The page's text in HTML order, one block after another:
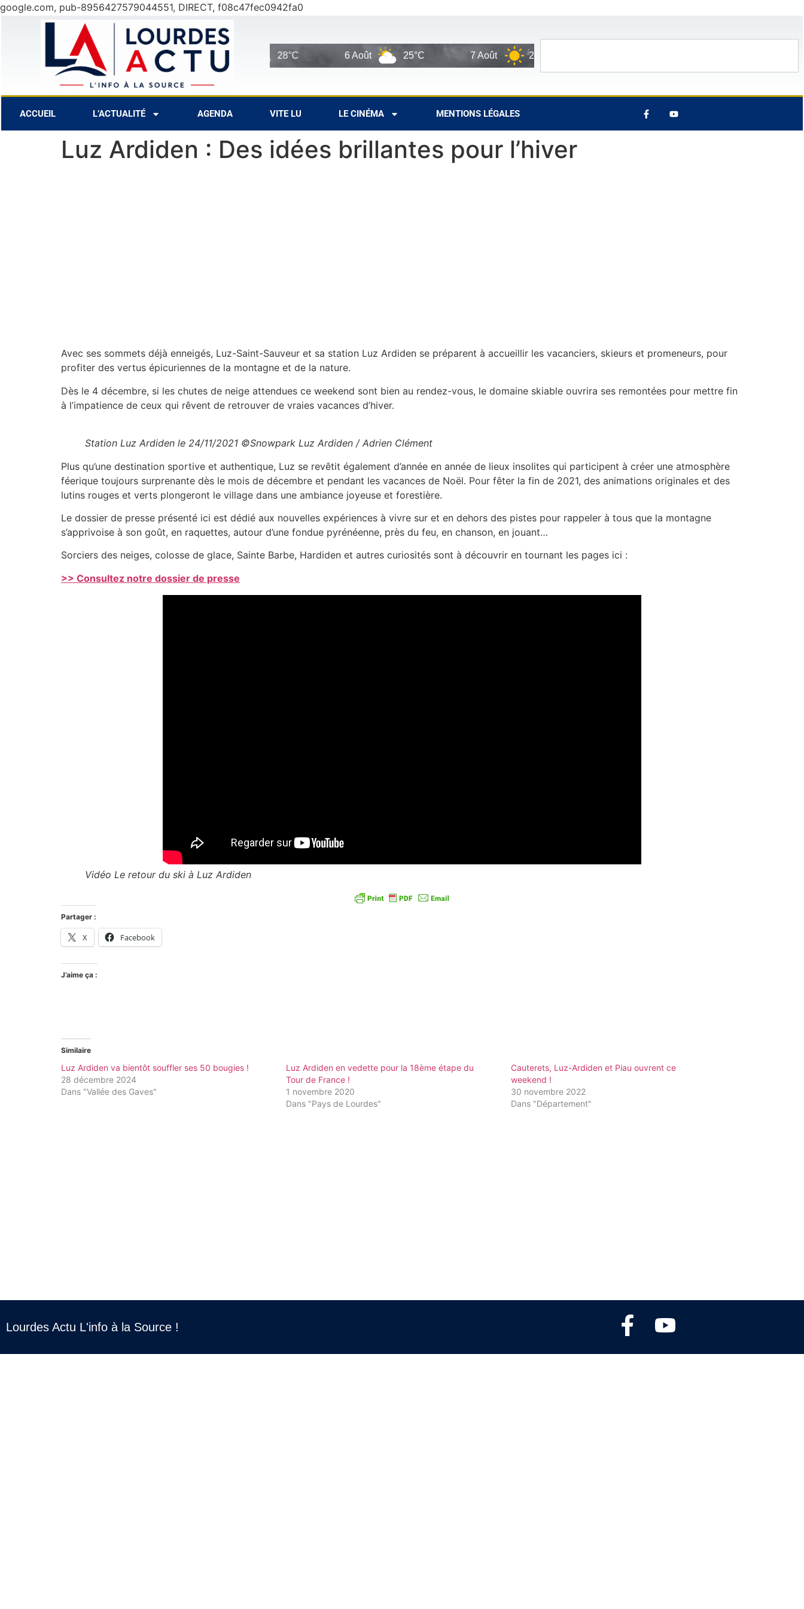
google.com, pub-8956427579044551, DIRECT, f08c47fec0942fa0
11 Août 33°C 12 Août 28°C 6 Août 25°C 7 Août 27°C
ACCUEIL L’ACTUALITÉ AGENDA VITE LU LE CINÉMA MENTIONS LÉGALES
Luz Ardiden : Des idées brillantes pour l’hiver
Avec ses sommets déjà enneigés, Luz-Saint-Sauveur et sa station Luz Ardiden se préparent à accueillir les vacanciers, skieurs et promeneurs, pour
profiter des vertus épicuriennes de la montagne et de la nature.
Dès le 4 décembre, si les chutes de neige attendues ce weekend sont bien au rendez-vous, le domaine skiable ouvrira ses remontées pour mettre fin
à l’impatience de ceux qui rêvent de retrouver de vraies vacances d’hiver.
Station Luz Ardiden le 24/11/2021 ©Snowpark Luz Ardiden / Adrien Clément
Plus qu’une destination sportive et authentique, Luz se revêtit également d’année en année de lieux insolites qui participent à créer une atmosphère
féerique toujours surprenante dès le mois de décembre et pendant les vacances de Noël. Pour fêter la fin de 2021, des animations originales et des
lutins rouges et verts plongeront le village dans une ambiance joyeuse et forestière.
Le dossier de presse présenté ici est dédié aux nouvelles expériences à vivre sur et en dehors des pistes pour rappeler à tous que la montagne
s’apprivoise à son goût, en raquettes, autour d’une fondue pyrénéenne, près du feu, en chanson, en jouant…
Sorciers des neiges, colosse de glace, Sainte Barbe, Hardiden et autres curiosités sont à découvrir en tournant les pages ici :
>> Consultez notre dossier de presse
Vidéo Le retour du ski à Luz Ardiden
Partager :
X Facebook
J’aime ça :
Similaire
Luz Ardiden va bientôt souffler ses 50 bougies !
28 décembre 2024
Dans "Vallée des Gaves"
Luz Ardiden en vedette pour la 18ème étape du
Tour de France !
1 novembre 2020
Dans "Pays de Lourdes"
Cauterets, Luz-Ardiden et Piau ouvrent ce
weekend !
30 novembre 2022
Dans "Département"
Lourdes Actu L'info à la Source !